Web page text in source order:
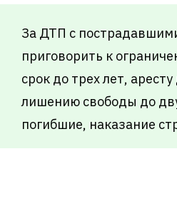
За ДТП с
приговорить к
срок до трех лет,
лишению свободы до
погибшие, наказание